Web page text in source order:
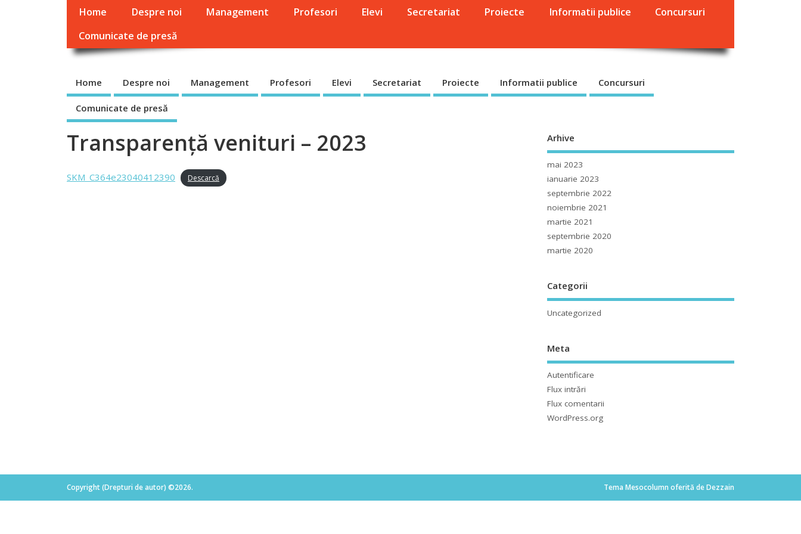
Home Despre noi Management Profesori Elevi Secretariat Proiecte Informatii publice
Concursuri
Comunicate de presă
Home Despre noi Management Profesori Elevi Secretariat Proiecte Informatii publice Concursuri
Comunicate de presă
Transparență venituri – 2023
SKM_C364e23040412390 Descarcă
Arhive
mai 2023
ianuarie 2023
septembrie 2022
noiembrie 2021
martie 2021
septembrie 2020
martie 2020
Categorii
Uncategorized
Meta
Autentificare
Flux intrări
Flux comentarii
WordPress.org
Copyright (Drepturi de autor) ©2026. Tema Mesocolumn oferită de Dezzain